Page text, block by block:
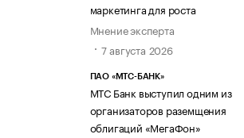
маркетинга для роста
Мнение эксперта
7 августа 2026
ПАО «МТС-БАНК»
МТС Банк выступил одним из
организаторов раземщения
облигаций «МегаФон»